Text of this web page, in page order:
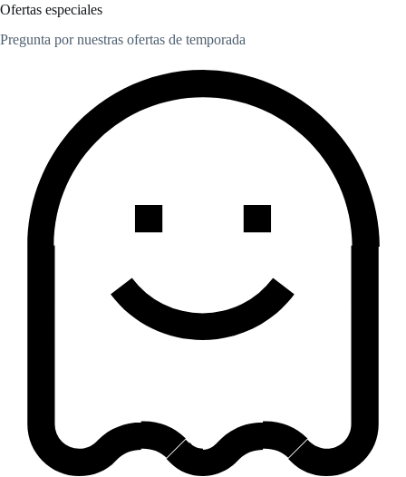
Ofertas especiales
Pregunta por nuestras ofertas de temporada